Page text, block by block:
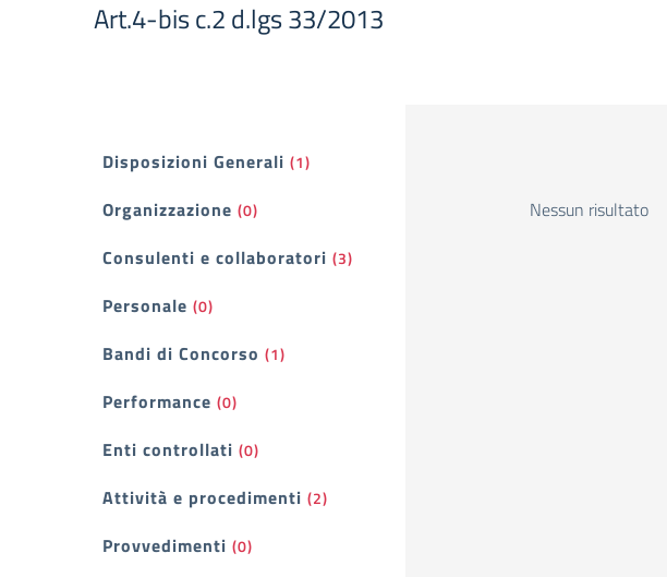
Art.4-bis c.2 d.lgs 33/2013
Filtri
Disposizioni Generali (1)
Organizzazione (0)
Consulenti e collaboratori (3)
Personale (0)
Bandi di Concorso (1)
Performance (0)
Enti controllati (0)
Attività e procedimenti (2)
Provvedimenti (0)
Nessun risultato